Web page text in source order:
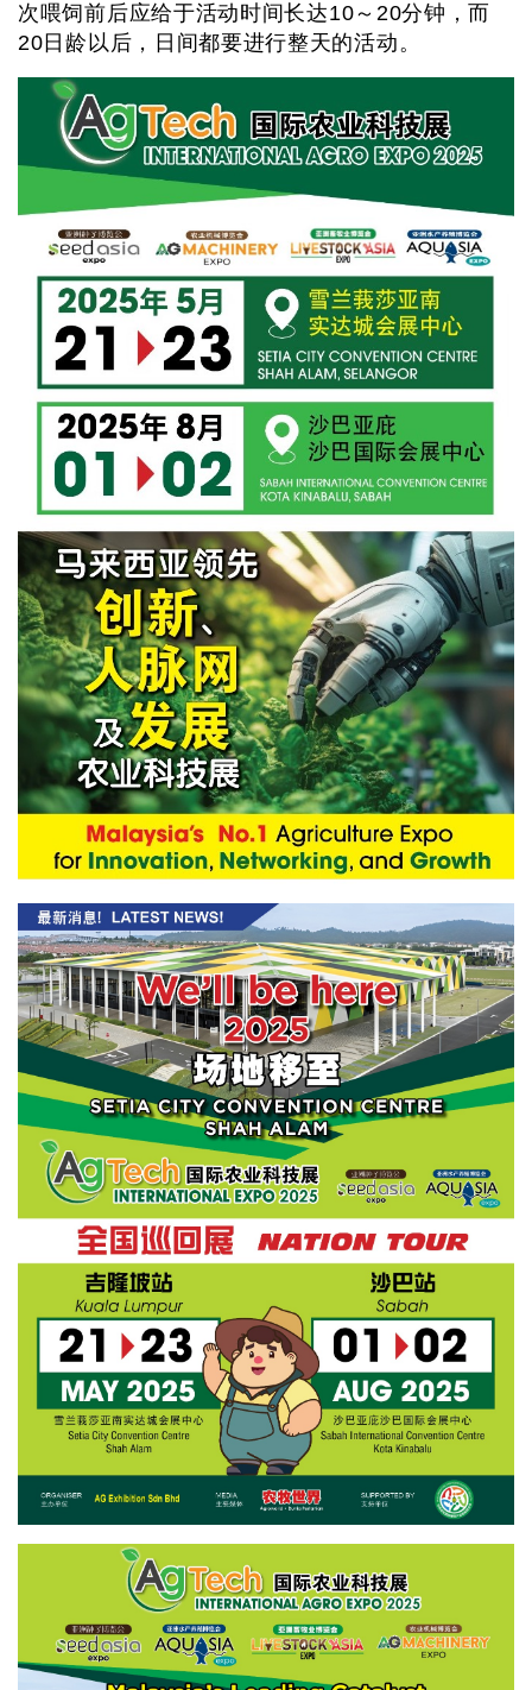
次喂饲前后应给于活动时间长达10～20分钟，而
20日龄以后，日间都要进行整天的活动。